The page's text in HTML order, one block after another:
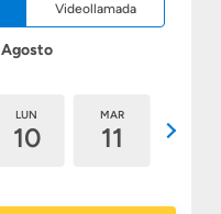
Videollamada
Agosto
LUN
10
MAR
11